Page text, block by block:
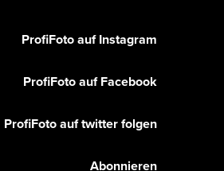
ProfiFoto auf Instagram
ProfiFoto auf Facebook
ProfiFoto auf twitter folgen
Abonnieren